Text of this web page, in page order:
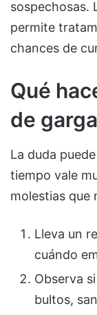
sospechosas.
permite
chances de
Qué
de
La duda
tiempo vale
molestias que
Lleva un
cuándo
Observa
bultos,